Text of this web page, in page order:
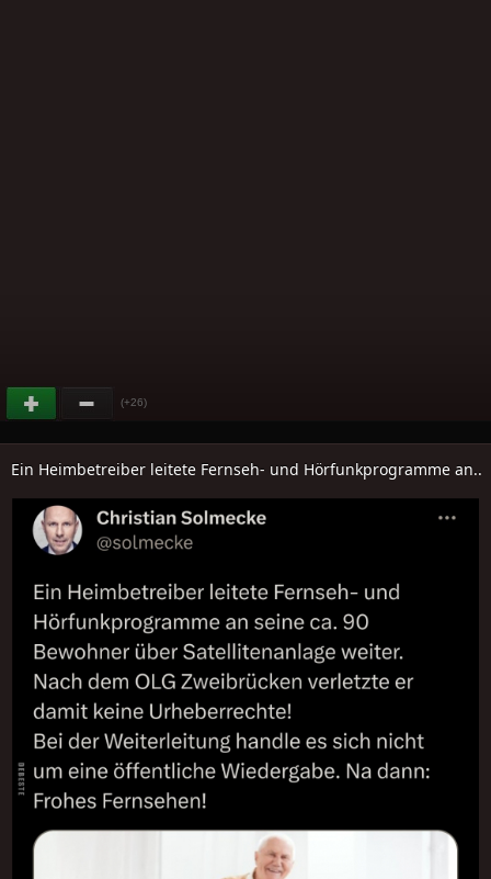
(+26)
Ein Heimbetreiber leitete Fernseh- und Hörfunkprogramme an..